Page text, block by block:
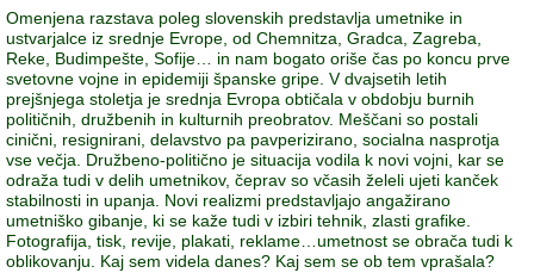
Omenjena razstava poleg slovenskih predstavlja umetnike in
ustvarjalce iz srednje Evrope, od Chemnitza, Gradca, Zagreba,
Reke, Budimpešte, Sofije… in nam bogato oriše čas po koncu prve
svetovne vojne in epidemiji španske gripe. V dvajsetih letih
prejšnjega stoletja je srednja Evropa obtičala v obdobju burnih
političnih, družbenih in kulturnih preobratov. Meščani so postali
cinični, resignirani, delavstvo pa pavperizirano, socialna nasprotja
vse večja. Družbeno-politično je situacija vodila k novi vojni, kar se
odraža tudi v delih umetnikov, čeprav so včasih želeli ujeti kanček
stabilnosti in upanja. Novi realizmi predstavljajo angažirano
umetniško gibanje, ki se kaže tudi v izbiri tehnik, zlasti grafike.
Fotografija, tisk, revije, plakati, reklame…umetnost se obrača tudi k
oblikovanju. Kaj sem videla danes? Kaj sem se ob tem vprašala?